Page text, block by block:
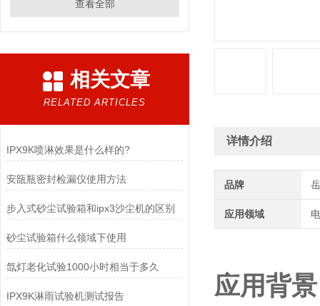
查看全部
相关文章
RELATED ARTICLES
IPX9K喷淋效果是什么样的?
安瓿瓶密封检漏仪使用方法
步入式砂尘试验箱和ipx3沙尘机的区别
砂尘试验箱什么领域下使用
氙灯老化试验1000小时相当于多久
IPX9K淋雨试验机测试报告
详情介绍
品牌
应用领域
应用背景